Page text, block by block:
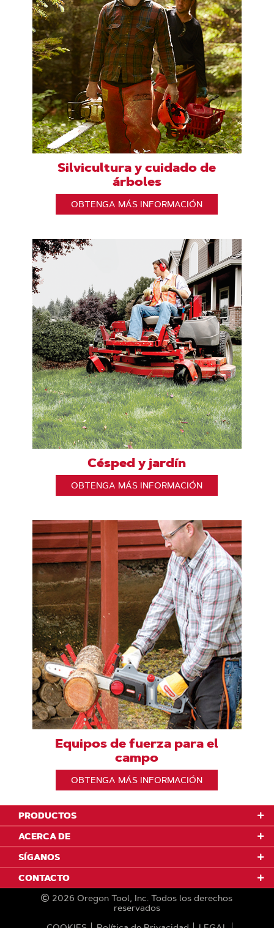
Silvicultura y cuidado de
árboles
OBTENGA MÁS INFORMACIÓN
Césped y jardín
OBTENGA MÁS INFORMACIÓN
Equipos de fuerza para el
campo
OBTENGA MÁS INFORMACIÓN
PRODUCTOS
ACERCA DE
SÍGANOS
CONTACTO
2026 Oregon Tool, Inc. Todos los derechos
reservados